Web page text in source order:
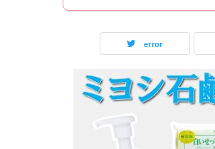
error